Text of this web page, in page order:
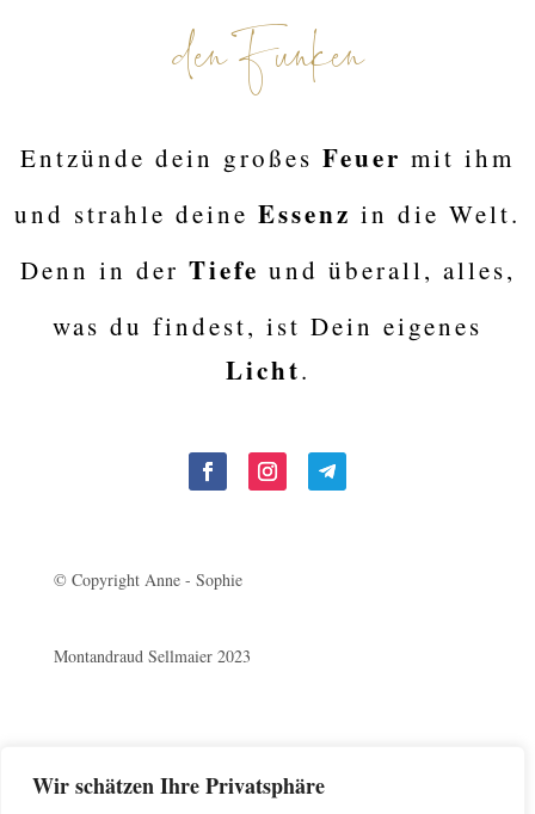
Wir schätzen Ihre Privatsphäre
den Funken
Entzünde dein großes Feuer mit ihm
und strahle deine Essenz in die Welt.
Denn in der Tiefe und überall, alles,
was du findest, ist Dein eigenes
Licht.
© Copyright Anne - Sophie
Montandraud Sellmaier 2023